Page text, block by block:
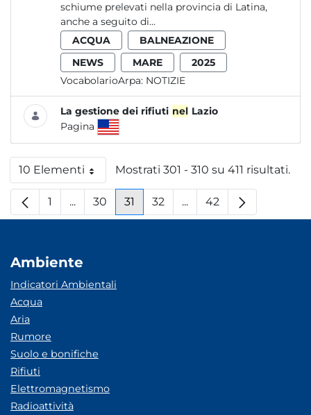
schiume prelevati nella provincia di Latina,
anche a seguito di...
ACQUA
BALNEAZIONE
NEWS
MARE
2025
VocabolarioArpa: NOTIZIE
La gestione dei rifiuti nel Lazio
Pagina
10 ElementiPer paginaMostrati 301 - 310 su 411 risultati.
Pagina
1 ...Pagine intermedie
Pagina
30 Pagina
31 Pagina
32 ...Pagine intermedie
Pagina
42
Ambiente
Indicatori Ambientali
Acqua
Aria
Rumore
Suolo e bonifiche
Rifiuti
Elettromagnetismo
Radioattività